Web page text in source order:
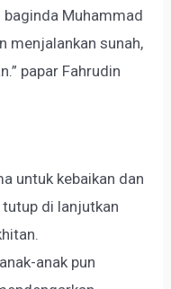
baginda Muhammad
menjalankan sunah,
papar Fahrudin
untuk kebaikan dan
di lanjutkan
anak pun